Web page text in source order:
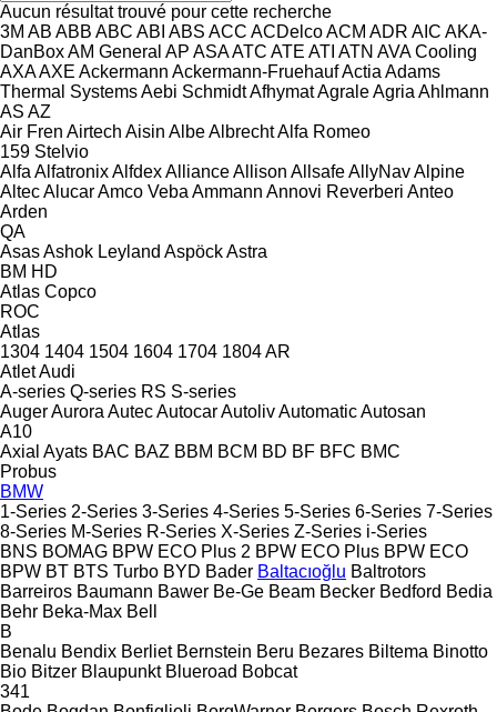
Aucun résultat trouvé pour cette recherche
3M AB ABB ABC ABI ABS ACC ACDelcoACM ADR AIC AKA-
DanBoxAM General AP ASAATC ATE ATI ATN AVA Cooling
AXAAXE Ackermann Ackermann-FruehaufActia Adams
Thermal SystemsAebi SchmidtAfhymatAgraleAgria Ahlmann
AS AZ
Air Fren Airtech Aisin AlbeAlbrechtAlfa Romeo
159 Stelvio
Alfa AlfatronixAlfdexAllianceAllison AllsafeAllyNavAlpine
AltecAlucarAmco Veba Ammann Annovi Reverberi Anteo
Arden
QA
AsasAshok Leyland AspöckAstra
BM HD
Atlas Copco
ROC
Atlas
1304 1404 1504 1604 1704 1804AR
AtletAudi
A-series Q-series RS S-series
AugerAurora AutecAutocarAutolivAutomaticAutosan
A10
Axial Ayats BAC BAZ BBM BCM BD BF BFC BMC
Probus
BMW
1-Series 2-Series 3-Series 4-Series 5-Series 6-Series 7-Series
8-Series M-Series R-Series X-Series Z-Series i-Series
BNS BOMAG BPW ECO Plus 2 BPW ECO Plus BPW ECO
BPW BT BTS Turbo BYD Bader Baltacıoğlu Baltrotors
Barreiros Baumann Bawer Be-Ge Beam Becker Bedford Bedia
Behr Beka-Max Bell
B
Benalu Bendix Berliet Bernstein Beru Bezares Biltema Binotto
Bio Bitzer Blaupunkt Blueroad Bobcat
341